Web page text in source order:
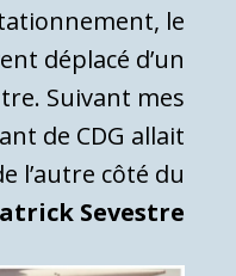
le
déplacé d’un
Suivant mes
de CDG allait
l’autre côté du
Sevestre